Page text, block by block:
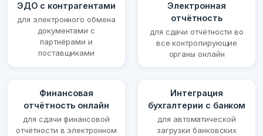
ЭДО с контрагентами
для электронного обмена
документами с
партнёрами и
поставщиками
Электронная
отчётность
для сдачи отчётности во
все контролирующие
органы онлайн
Финансовая
отчётность онлайн
для сдачи финансовой
отчётности в электронном
Интеграция
бухгалтерии с банком
для автоматической
загрузки банковских